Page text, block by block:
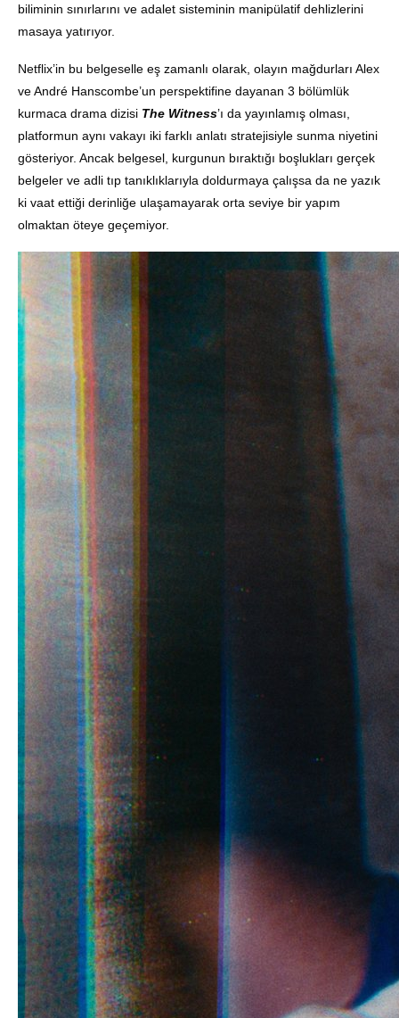
biliminin sınırlarını ve adalet sisteminin manipülatif dehlizlerini
masaya yatırıyor.
Netflix’in bu belgeselle eş zamanlı olarak, olayın mağdurları Alex
ve André Hanscombe’un perspektifine dayanan 3 bölümlük
kurmaca drama dizisi The Witness’ı da yayınlamış olması,
platformun aynı vakayı iki farklı anlatı stratejisiyle sunma niyetini
gösteriyor. Ancak belgesel, kurgunun bıraktığı boşlukları gerçek
belgeler ve adli tıp tanıklıklarıyla doldurmaya çalışsa da ne yazık
ki vaat ettiği derinliğe ulaşamayarak orta seviye bir yapım
olmaktan öteye geçemiyor.